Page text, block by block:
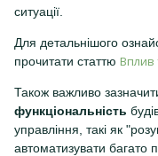
ситуації.
Для детальнішого
прочитати статтю Вплив
Також важливо
функціональність
управління, такі як
автоматизувати багато